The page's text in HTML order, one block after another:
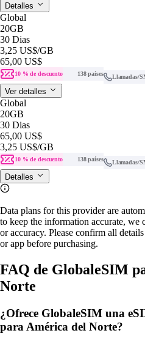
Detalles
Global
20GB
30 Dias
3,25 US$/GB
65,00 US$
10 % de descuento 138 países Llamadas/
Ver detalles
Global
20GB
30 Dias
65,00 US$
3,25 US$/GB
10 % de descuento 138 países Llamadas/
Detalles
Data plans for this provider are
to keep the information accurate, we
or accuracy. Please confirm all
or app before purchasing.
FAQ de GlobaleSIM
Norte
¿Ofrece GlobaleSIM una
para América del Norte?